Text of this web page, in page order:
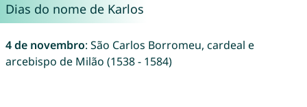
Dias do nome de Karlos
4 de novembro: São Carlos Borromeu, cardeal e
arcebispo de Milão (1538 - 1584)